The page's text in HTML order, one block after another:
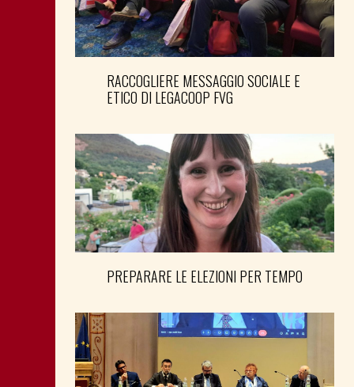
RACCOGLIERE MESSAGGIO SOCIALE E
ETICO DI LEGACOOP FVG
PREPARARE LE ELEZIONI PER TEMPO